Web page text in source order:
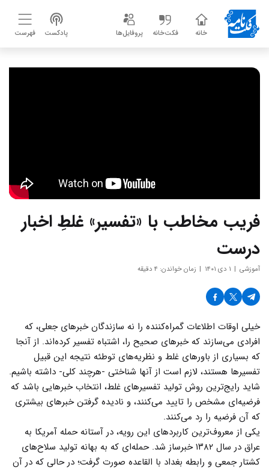
خانه فکت‌خانه پروفایل‌ها پادکست فهرست
فریب مخاطب با «تفسیر» غلطِ اخبار
درست
آموزشی ۱ دی ۱۴۰۱ زمان خواندن: ۴ دقیقه
خیلی اوقات اطلاعات گمراه‌کننده را نه سازندگان خبرهای جعلی، که
افرادی می‌سازند که خبرهای صحیح را، اشتباه تفسیر کرده‌اند. از آنجا
که بسیاری از باورهای غلط و نظریه‌های توطئه نتیجه این قبیل
تفسیرها هستند، لازم است از آنها شناختی -هرچند کلی- داشته باشیم.
شاید رایج‌ترین روش تولید تفسیرهای غلط، انتخاب خبرهایی باشد که
فرضیه‌ای مشخص را تایید می‌کنند، و نادیده گرفتن خبرهای بیشتری
که آن فرضیه را رد می‌کنند.
یکی از معروف‌ترین کاربردهای این رویه، در آستانه حمله آمریکا به
عراق در سال ۱۳۸۲ خبرساز شد. حمله‌ای که به بهانه تولید سلاح‌های
کشتار جمعی و رابطه بغداد با القاعده صورت گرفت؛ در حالی که در آن